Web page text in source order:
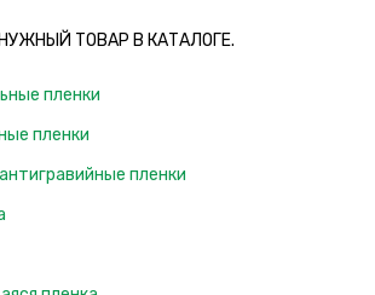
ТОВАР В КАТАЛОГЕ.
пленки
пленки
пленки